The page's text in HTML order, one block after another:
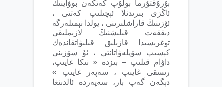
بۇرۇقتۇرما بولۇپ كەتكەن بوۋاينىڭ
ئاڭزى بىرىدنلا ئېچىلىپ كەتتى ،
ئۆزىنىڭ قاراشلىرىنى ، يولدا نېمىلەرگە
دىققەت قىلىشنىڭ لازىملىقى
توغرىسىدا قازىلىق قىلىۋاتقاندەك
كېسىپ سۆيلەۋاتاتتى ، ئۇ سۆزىنى
داۋام قىلىپ – بىزدە « نىكا غايىپ،
رىسقى غايىپ ، سەپەر غايىپ »
دېگەن گەپ بار، سەپەردە ئالدىنغا